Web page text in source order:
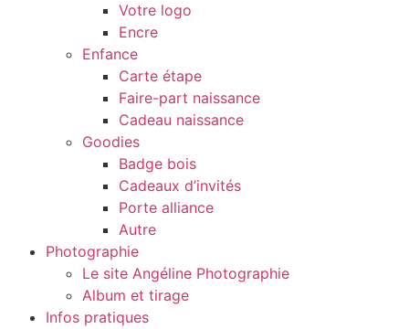
Votre logo
Encre
Enfance
Carte étape
Faire-part naissance
Cadeau naissance
Goodies
Badge bois
Cadeaux d’invités
Porte alliance
Autre
Photographie
Le site Angéline Photographie
Album et tirage
Infos pratiques